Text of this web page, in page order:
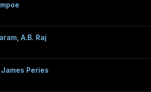
A.B. Raj
Peries